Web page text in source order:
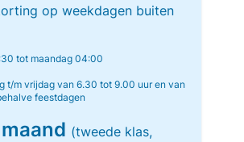
op weekdagen buiten
tot maandag 04:00
t/m vrijdag van 6.30 tot 9.00 uur en van
feestdagen
(tweede klas,